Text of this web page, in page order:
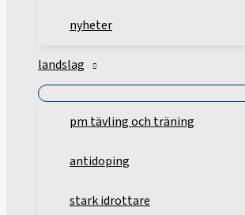
nyheter
landslag
pm tävling och träning
antidoping
stark idrottare